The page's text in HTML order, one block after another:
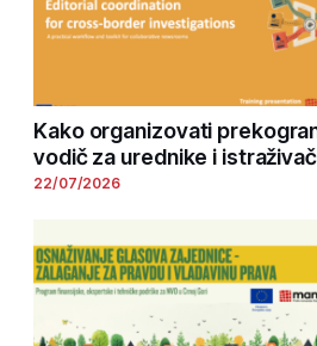
Kako organizovati
vodič za urednike i
22/07/2026